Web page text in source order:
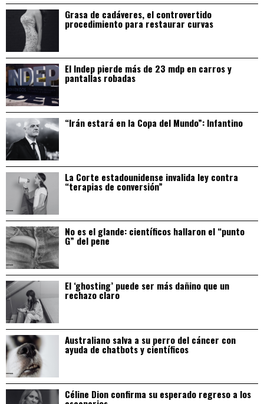
Grasa de cadáveres, el controvertido
procedimiento para restaurar curvas
El Indep pierde más de 23 mdp en carros y
pantallas robadas
“Irán estará en la Copa del Mundo”: Infantino
La Corte estadounidense invalida ley contra
“terapias de conversión”
No es el glande: científicos hallaron el “punto
G” del pene
El ‘ghosting’ puede ser más dañino que un
rechazo claro
Australiano salva a su perro del cáncer con
ayuda de chatbots y científicos
Céline Dion confirma su esperado regreso a los